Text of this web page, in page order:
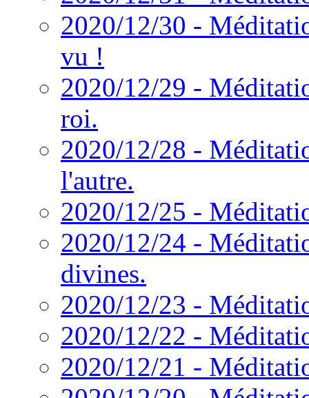
2020/12/30 -
vu !
2020/12/29 -
roi.
2020/12/28 -
l'autre.
2020/12/25 -
2020/12/24 -
divines.
2020/12/23 -
2020/12/22 -
2020/12/21 -